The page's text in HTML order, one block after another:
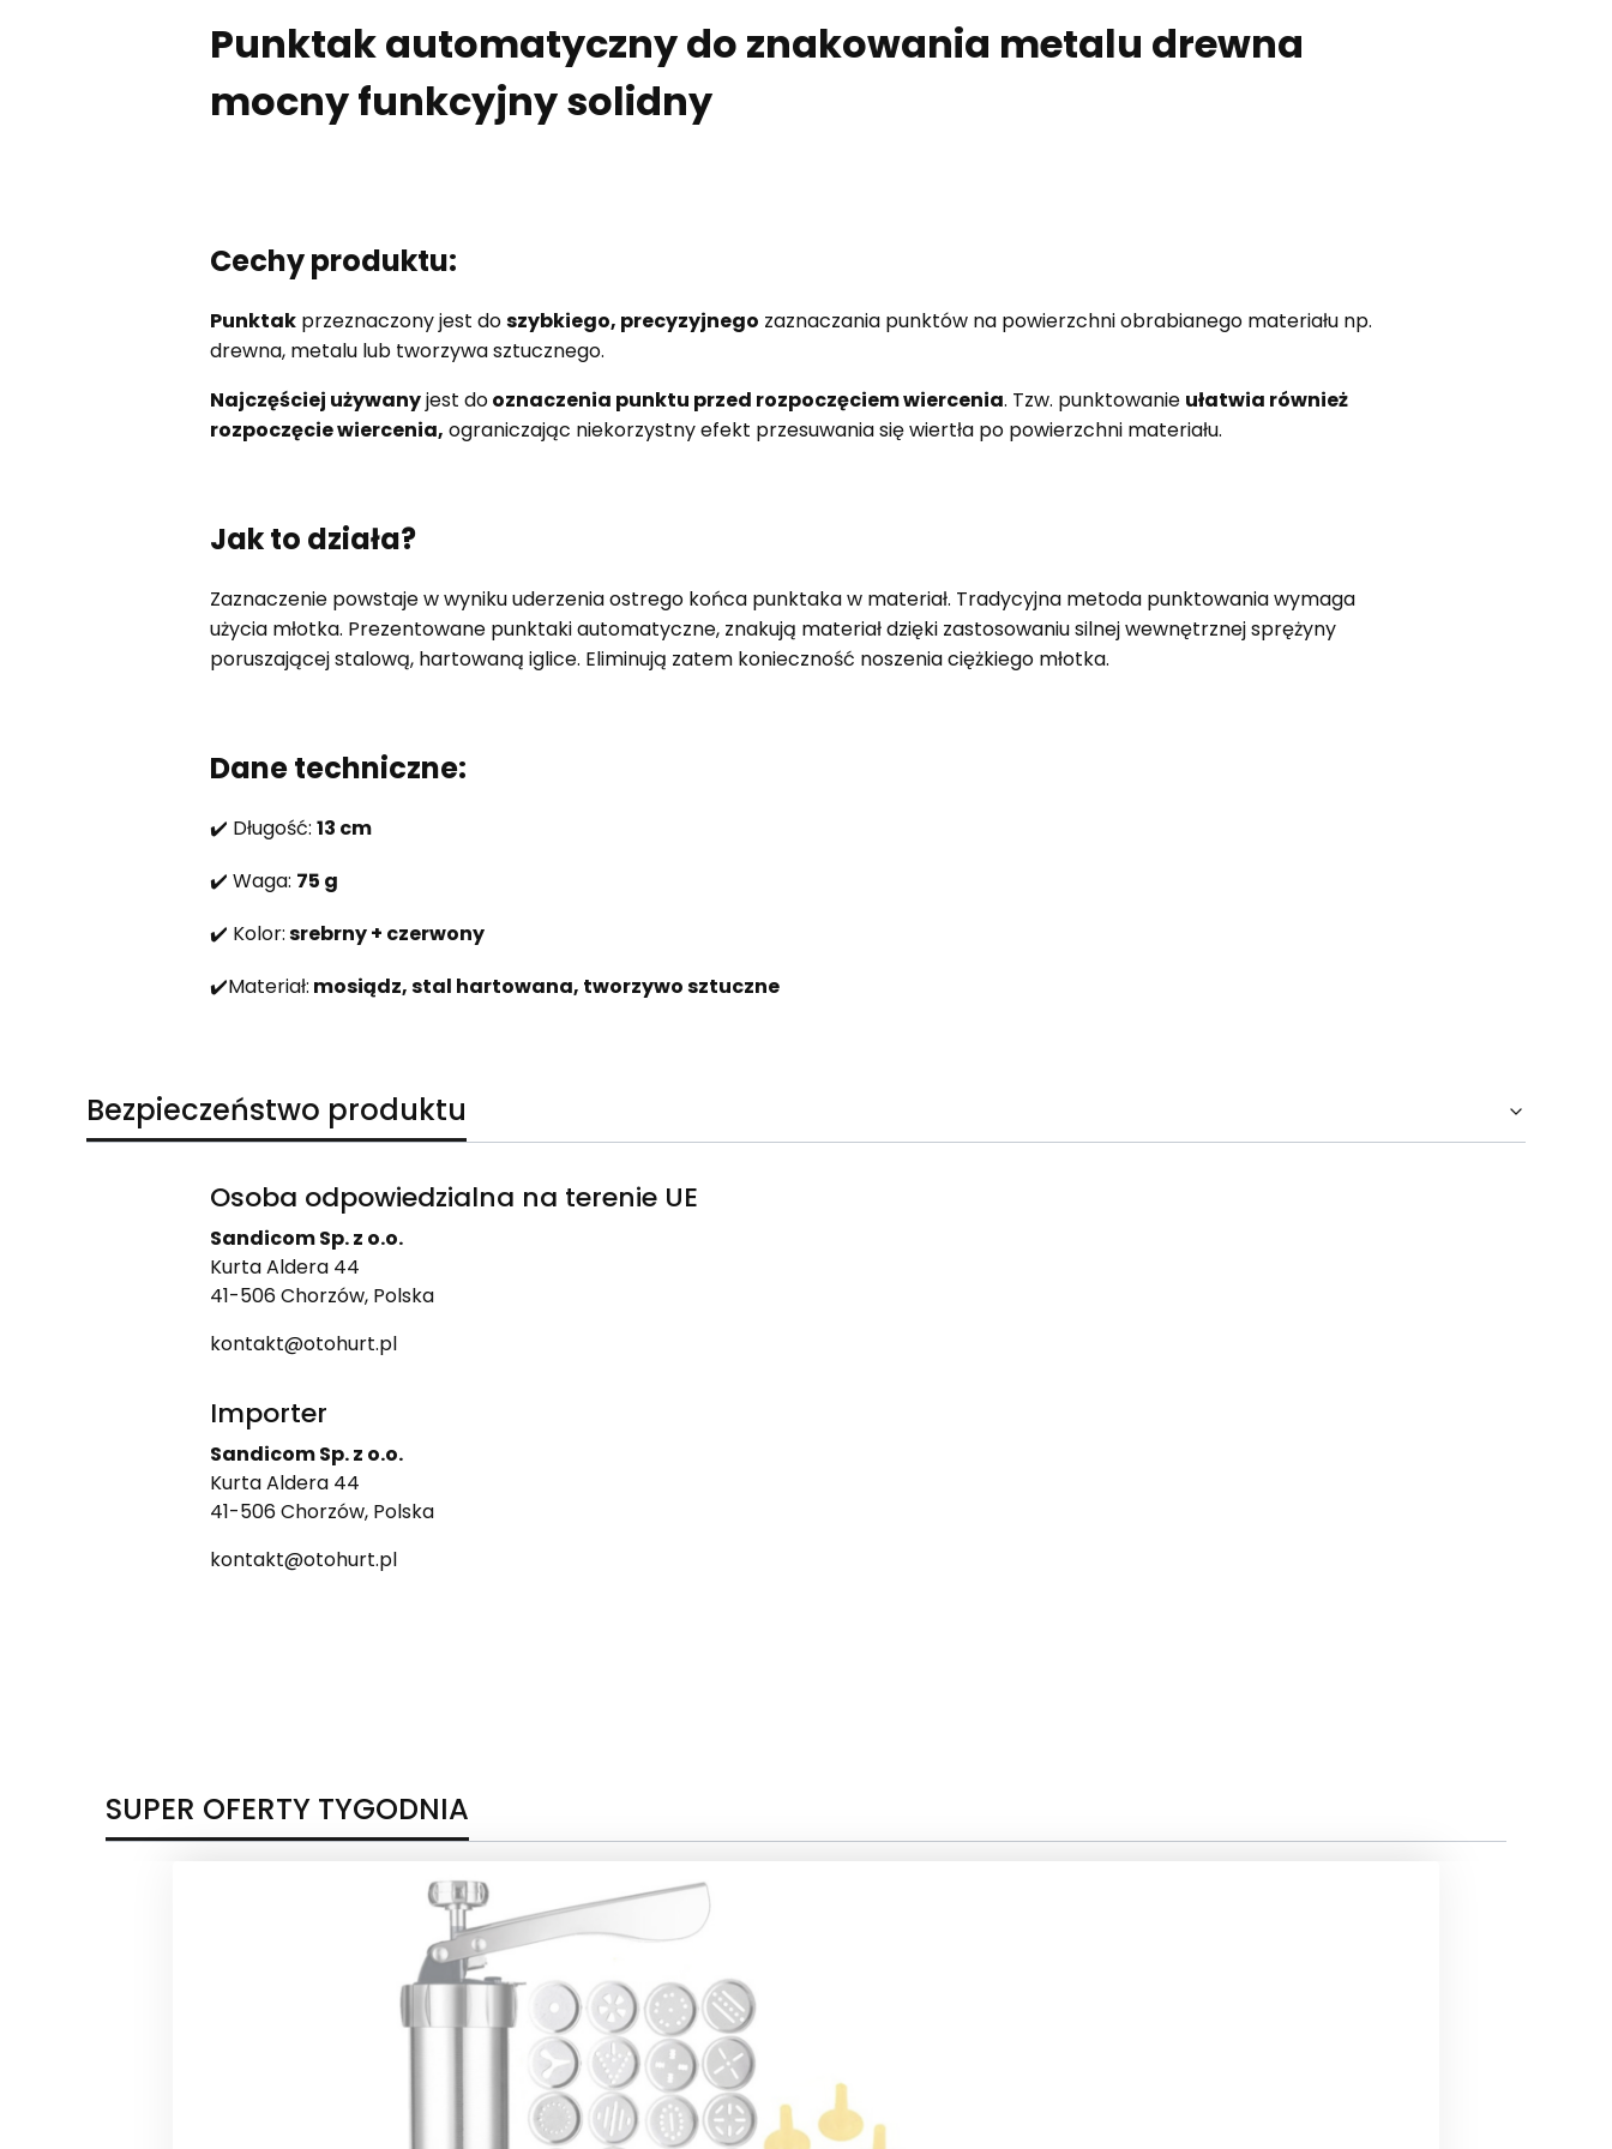
Punktak automatyczny do znakowania metalu drewna
mocny funkcyjny solidny
Cechy produktu:
Punktakprzeznaczony jest doszybkiego, precyzyjnego zaznaczania punktów na powierzchni obrabianego materiału np.
drewna, metalu lub tworzywa sztucznego.
Najczęściej używanyjest dooznaczenia punktu przed rozpoczęciem wiercenia. Tzw. punktowanie ułatwia również
rozpoczęcie wiercenia, ograniczając niekorzystny efekt przesuwania się wiertła po powierzchni materiału.
Jak to działa?
Zaznaczenie powstaje w wyniku uderzenia ostrego końca punktaka w materiał. Tradycyjna metoda punktowania wymaga
użycia młotka. Prezentowane punktaki automatyczne, znakują materiał dzięki zastosowaniu silnej wewnętrznej sprężyny
poruszającej stalową, hartowaną iglice. Eliminują zatem konieczność noszenia ciężkiego młotka.
Dane techniczne:
✔️ Długość: 13 cm
✔️ Waga: 75 g
✔️ Kolor:srebrny + czerwony
✔️Materiał: mosiądz, stal hartowana, tworzywo sztuczne
Bezpieczeństwo produktu
Osoba odpowiedzialna na terenie UE
Sandicom Sp. z o.o.
Kurta Aldera 44
41-506 Chorzów, Polska
kontakt@otohurt.pl
Importer
Sandicom Sp. z o.o.
Kurta Aldera 44
41-506 Chorzów, Polska
kontakt@otohurt.pl
SUPER OFERTY TYGODNIA